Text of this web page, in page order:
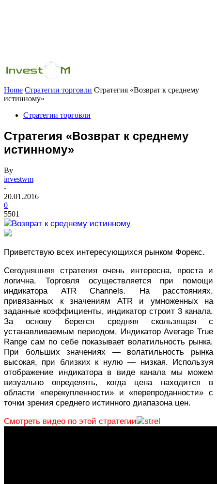
Home Стратегии торговли Стратегия «Возврат к среднему
истинному»
Стратегии торговли
Стратегия «Возврат к среднему
истинному»
By
investwm
-
20.01.2016
0
5501
Приветствую всех интересующихся рынком Форекс.
Сегодняшняя стратегия очень интересна, проста и
логична. Торговля осуществляется при помощи
индикатора ATR Channels. На расстояниях,
привязанных к значениям ATR и умноженных на
заданные коэффициенты, индикатор строит 3 канала.
За основу берется средняя скользящая с
устанавливаемым периодом. Индикатор Average True
Range сам по себе показывает волатильность рынка.
При больших значениях — волатильность рынка
высокая, при близких к нулю — низкая. Используя
отображение индикатора в виде канала мы можем
визуально определять, когда цена находится в
области «перекупленности» и «перепроданности» с
точки зрения среднего истинного диапазона цен.
Смотреть видео по этой стратегии